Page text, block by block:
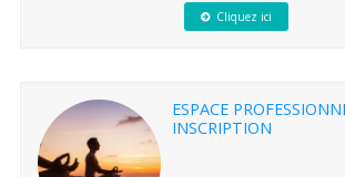
Cliquez ici
ESPACE
INSCRIPTION